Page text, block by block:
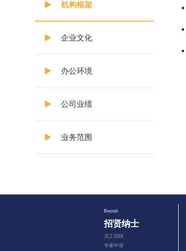
机构框架
企业文化
办公环境
公司业绩
业务范围
Recruit
招贤纳士
员工招聘
专家申请